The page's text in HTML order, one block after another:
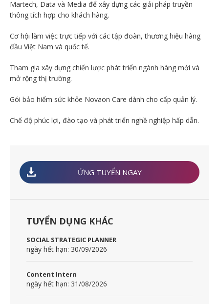
Martech, Data và Media để xây dựng các giải pháp truyền
thông tích hợp cho khách hàng.
Cơ hội làm việc trực tiếp với các tập đoàn, thương hiệu hàng
đầu Việt Nam và quốc tế.
Tham gia xây dựng chiến lược phát triển ngành hàng mới và
mở rộng thị trường.
Gói bảo hiểm sức khỏe Novaon Care dành cho cấp quản lý.
Chế độ phúc lợi, đào tạo và phát triển nghề nghiệp hấp dẫn.
ỨNG TUYỂN NGAY
TUYỂN DỤNG KHÁC
SOCIAL STRATEGIC PLANNER
ngày hết hạn: 30/09/2026
Content Intern
ngày hết hạn: 31/08/2026